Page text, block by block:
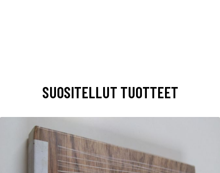
SUOSITELLUT TUOTTEET